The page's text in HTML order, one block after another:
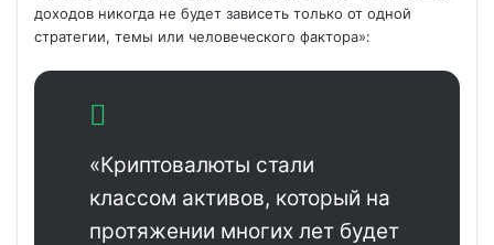
доходов никогда не будет зависеть только от одной
стратегии, темы или человеческого фактора»:
«Криптовалюты стали
классом активов, который на
протяжении многих лет будет